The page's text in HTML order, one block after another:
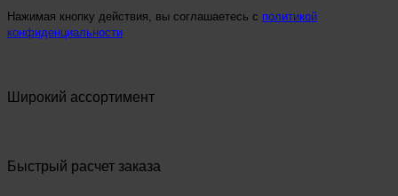
Нажимая кнопку действия, вы соглашаетесь с политикой
конфиденциальности
Широкий ассортимент
Быстрый расчет заказа